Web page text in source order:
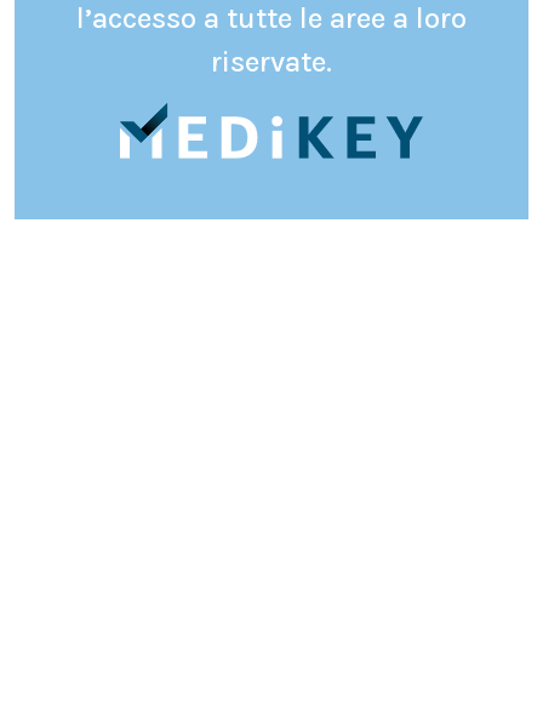
l’accesso a tutte le aree a loro
riservate.